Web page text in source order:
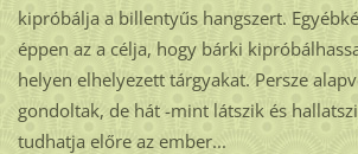
kipróbálja a billentyűs hangszert.
éppen az a célja, hogy bárki
helyen elhelyezett tárgyakat. Persze
gondoltak, de hát -mint látszik és
tudhatja előre az ember...